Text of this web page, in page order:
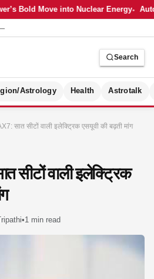
Bold Move into Nuclear Energy
Search
Astrology Health Astrotalk
सात सीटों वाली इलेक्ट्रिक एसयूवी की बढ़ती मांग
सीटों वाली इलेक्ट्रिक
•1 min read